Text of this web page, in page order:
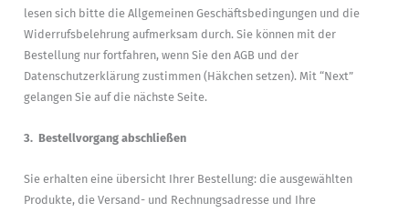
lesen sich bitte die Allgemeinen Geschäftsbedingungen und die
Widerrufsbelehrung aufmerksam durch. Sie können mit der
Bestellung nur fortfahren, wenn Sie den AGB und der
Datenschutzerklärung zustimmen (Häkchen setzen). Mit “Next”
gelangen Sie auf die nächste Seite.
3. Bestellvorgang abschließen
Sie erhalten eine übersicht Ihrer Bestellung: die ausgewählten
Produkte, die Versand- und Rechnungsadresse und Ihre